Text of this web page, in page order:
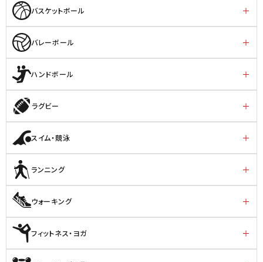
バスケットボール
バレーボール
ハンドボール
ラグビー
スイム・競泳
ランニング
ウォーキング
フィットネス・ヨガ